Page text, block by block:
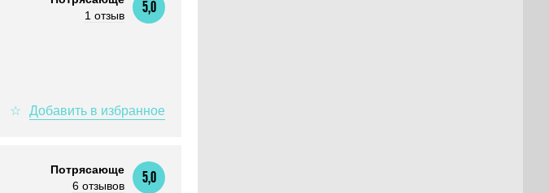
1 отзыв
5,0
Потрясающе
6 отзывов
5,0